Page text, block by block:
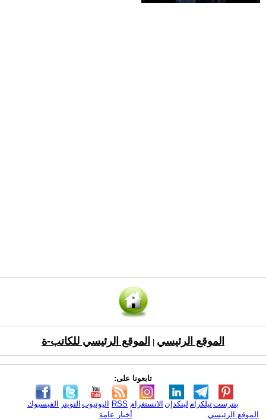
الموقع الرئيسي الموقع الرئيسي للكاتب-ة
تابعونا على:
الفيسبوك التويتر اليوتيوب RSS الانستغرام لينكدإن تيلكرامبنترست
الموقع الرئيسي
أخبار عامة